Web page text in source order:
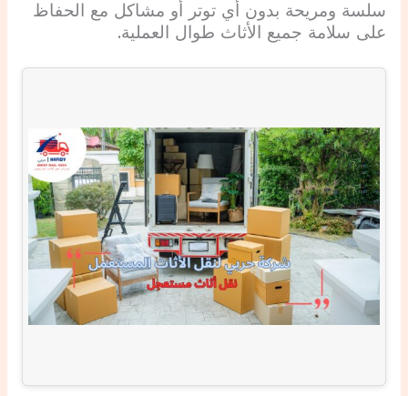
سلسة ومريحة بدون أي توتر أو مشاكل مع الحفاظ
على سلامة جميع الأثاث طوال العملية.